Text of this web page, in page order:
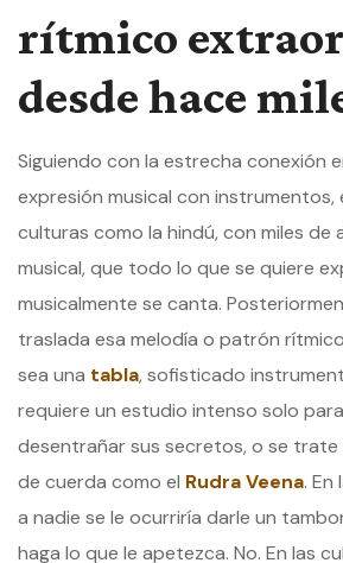
rítmico
desde hace
Siguiendo con la estrecha conexión
expresión musical con instrumentos,
culturas como la hindú, con miles de
musical, que todo lo que se quiere
musicalmente se canta.
traslada esa melodía o patrón
sea una tabla, sofisticado
requiere un estudio intenso solo
desentrañar sus secretos, o se
de cuerda como el Rudra Veena.
a nadie se le ocurriría darle un
haga lo que le apetezca. No. En las